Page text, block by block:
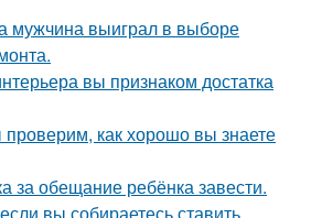
мужчина выиграл в выборе
вы признаком достатка
как хорошо вы знаете
за обещание ребёнка завести.
вы собираетесь ставить